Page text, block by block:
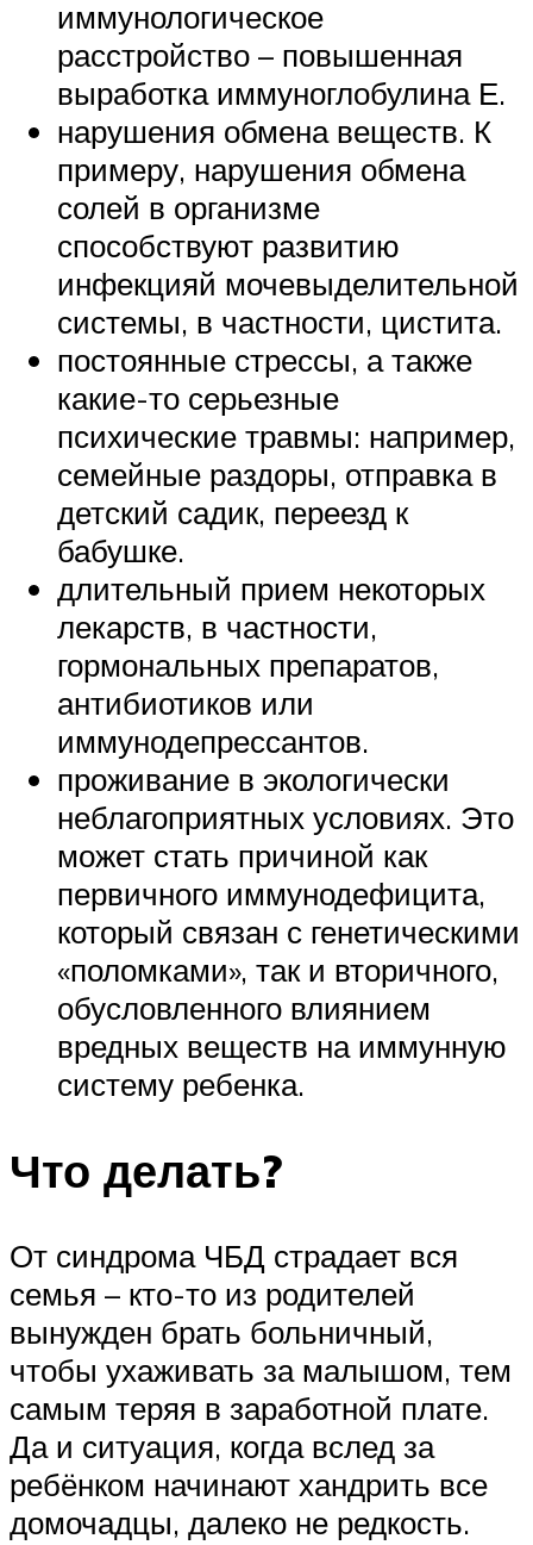
иммунологическое
расстройство – повышенная
выработка иммуноглобулина Е.
нарушения обмена веществ. К
примеру, нарушения обмена
солей в организме
способствуют развитию
инфекцияй мочевыделительной
системы, в частности, цистита.
постоянные стрессы, а также
какие-то серьезные
психические травмы: например,
семейные раздоры, отправка в
детский садик, переезд к
бабушке.
длительный прием некоторых
лекарств, в частности,
гормональных препаратов,
антибиотиков или
иммунодепрессантов.
проживание в экологически
неблагоприятных условиях. Это
может стать причиной как
первичного иммунодефицита,
который связан с генетическими
«поломками», так и вторичного,
обусловленного влиянием
вредных веществ на иммунную
систему ребенка.
Что делать?
От синдрома ЧБД страдает вся
семья – кто-то из родителей
вынужден брать больничный,
чтобы ухаживать за малышом, тем
самым теряя в заработной плате.
Да и ситуация, когда вслед за
ребёнком начинают хандрить все
домочадцы, далеко не редкость.